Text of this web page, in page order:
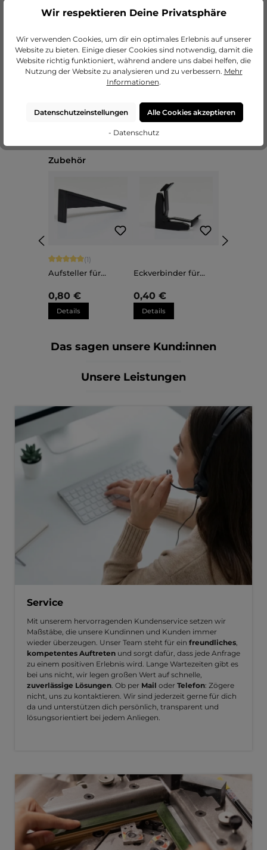
Produktgalerie überspringen
Zubehör
Durchschnittliche Bewertung von 5 von 5 Sternen
(1)
Aufsteller für
Sara
0,80 €
Details
Eckverbinder für
Sara
0,40 €
Details
Das sagen unsere Kund:innen
Unsere Leistungen
Service
Mit unserem hervorragenden Kundenservice setzen wir
Maßstäbe, die unsere Kundinnen und Kunden immer
wieder überzeugen. Unser Team steht für ein freundliches
kompetentes Auftreten und sorgt dafür, dass jede Anfrage
zu einem positiven Erlebnis wird. Lange Wartezeiten gibt es
bei uns nicht, wir legen großen Wert auf schnelle,
zuverlässige Lösungen . Ob per Mail oder Telefon: Zögere
nicht, uns zu kontaktieren. Wir sind jederzeit gerne für dich
da und unterstützen dich persönlich, transparent und
lösungsorientiert bei jedem Anliegen.
Wir respektieren Deine Privatsphäre
Wir verwenden Cookies, um dir ein optimales Erlebnis auf unserer
Website zu bieten. Einige dieser Cookies sind notwendig, damit die
Website richtig funktioniert, während andere uns dabei helfen, die
Nutzung der Website zu analysieren und zu verbessern. Mehr
Informationen.
Datenschutzeinstellungen Alle Cookies akzeptieren
- Datenschutz